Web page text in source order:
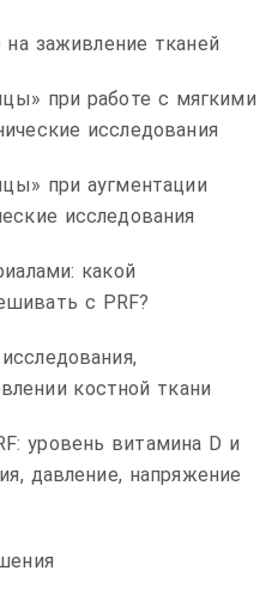
заживление тканей
при работе с мягкими
исследования
при аугментации
исследования
какой
с PRF?
костной ткани
уровень витамина D и
давление, напряжение